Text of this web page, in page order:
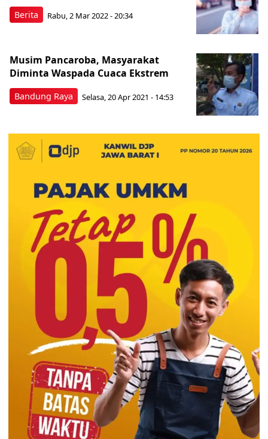
Berita Rabu, 2 Mar 2022 - 20:34
Bandung Raya
Musim Pancaroba, Masyarakat
Diminta Waspada Cuaca Ekstrem
Selasa, 20 Apr 2021 - 14:53